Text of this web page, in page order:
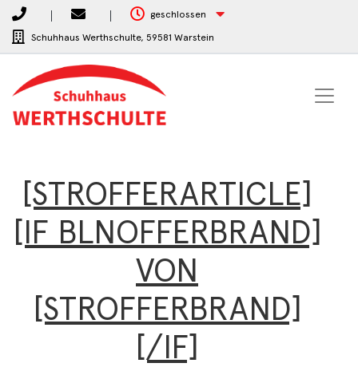
geschlossen
Schuhhaus Werthschulte, 59581 Warstein
[STROFFERARTICLE]
[IF BLNOFFERBRAND]
VON
[STROFFERBRAND]
[/IF]